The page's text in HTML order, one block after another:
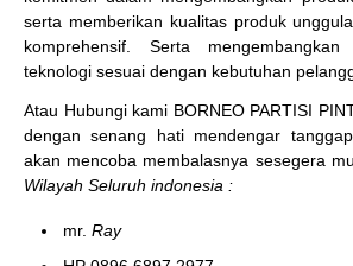
serta memberikan kualitas produk
komprehensif. Serta
teknologi sesuai dengan kebutuhan
Atau Hubungi kami BORNEO PARTISI
dengan senang hati mendengar
akan mencoba membalasnya sesegera
Wilayah Seluruh indonesia :
mr. Ray